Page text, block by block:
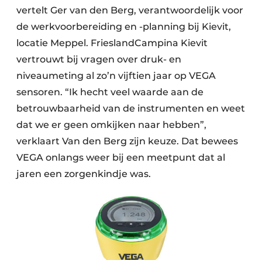
vertelt Ger van den Berg, verantwoordelijk voor
de werkvoorbereiding en -planning bij Kievit,
locatie Meppel. FrieslandCampina Kievit
vertrouwt bij vragen over druk- en
niveaumeting al zo’n vijftien jaar op VEGA
sensoren. “Ik hecht veel waarde aan de
betrouwbaarheid van de instrumenten en weet
dat we er geen omkijken naar hebben”,
verklaart Van den Berg zijn keuze. Dat bewees
VEGA onlangs weer bij een meetpunt dat al
jaren een zorgenkindje was.